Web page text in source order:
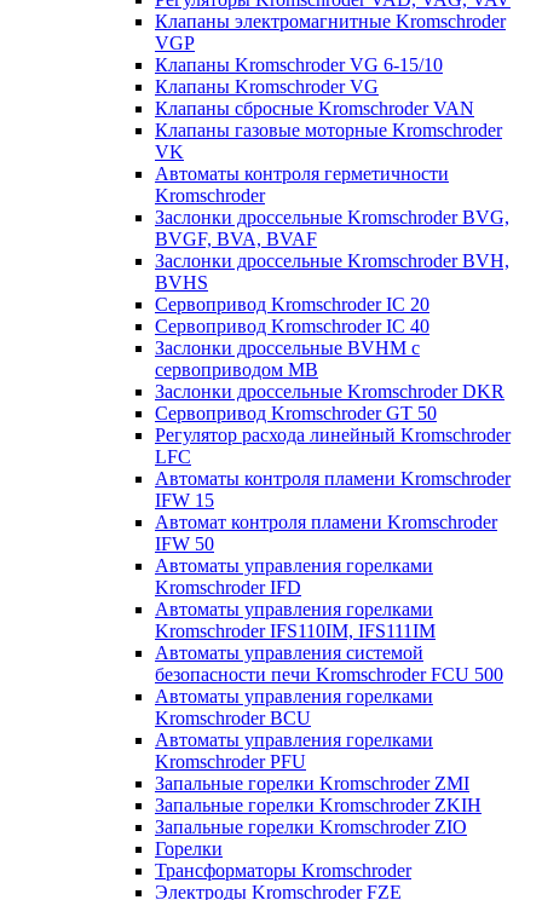
Клапаны электромагнитные Kromschroder
VGP
Клапаны Kromschroder VG 6-15/10
Клапаны Kromschroder VG
Клапаны сбросные Kromschroder VAN
Клапаны газовые моторные Kromschroder
VK
Автоматы контроля герметичности
Kromschroder
Заслонки дроссельные Kromschroder BVG,
BVGF, BVA, BVAF
Заслонки дроссельные Kromschroder BVH,
BVHS
Сервопривод Kromschroder IC 20
Сервопривод Kromschroder IC 40
Заслонки дроссельные BVHM с
сервоприводом МВ
Заслонки дроссельные Kromschroder DKR
Cервопривод Kromschroder GT 50
Регулятор расхода линейный Kromschroder
LFC
Автоматы контроля пламени Kromschroder
IFW 15
Автомат контроля пламени Kromschroder
IFW 50
Автоматы управления горелками
Kromschroder IFD
Автоматы управления горелками
Kromschroder IFS110IM, IFS111IM
Автоматы управления системой
безопасности печи Kromschroder FCU 500
Автоматы управления горелками
Kromschroder BCU
Автоматы управления горелками
Kromschroder PFU
Запальные горелки Kromschroder ZМI
Запальные горелки Kromschroder ZKIH
Запальные горелки Kromschroder ZIO
Горелки
Трансформаторы Kromschroder
Электроды Kromschroder FZE